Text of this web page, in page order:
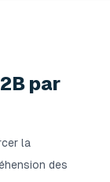
par
la
des